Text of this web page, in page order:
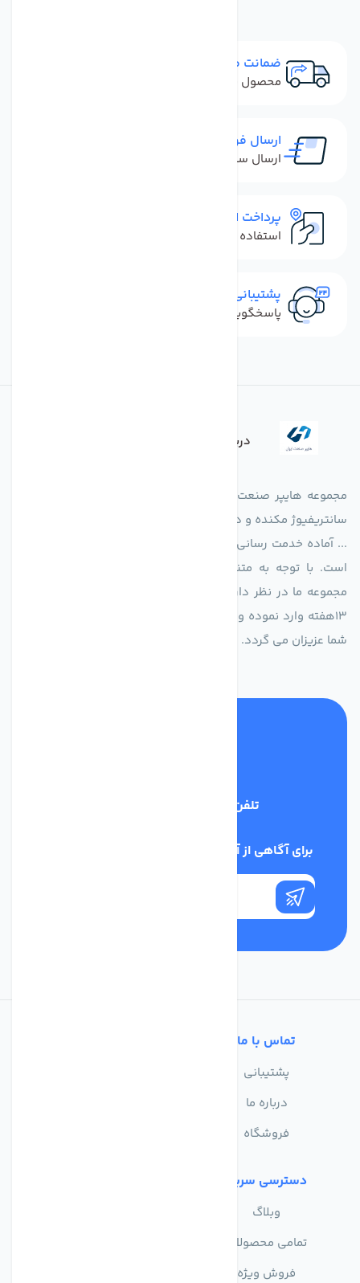
ضمانت مرجوعی
محصول نباید آسیب دیده باشد
ارسال فوری
ارسال سفارش در کمترین زمان ممکن
پرداخت امن
استفاده از روش‌های پرداخت امن
پشتیبانی سریع
پاسخگویی سریع به تماس‌ها و پیام‌ها
درباره فروشگاه
مجموعه هایپر صنعت ایران در امر تولید و واردات انواع فن های
سانتریفیوژ مکنده و دمنده آکسیال، سقفی، بین کانالی، مرغداری و
... آماده خدمت رسانی به شرکت های تولیدی، صنعتی و ساختمانی
است. با توجه به متنوع بودن فن های تولیدی کمپانی اروپایی
مجموعه ما در نظر دارد کالاهای تخصصی شما عزیزان رو در صرف
13هفته وارد نموده و این عمر باعث صرفه جویی در هزینه و زمان
شما عزیزان می گردد.
تلفن پشتیبانی
برای آگاهی از آخرین اخبار در خبرنامه ما عضو شوید
تماس با ما
پشتیبانی
درباره ما
فروشگاه
دسترسی سریع
وبلاگ
تمامی محصولات
فروش ویژه